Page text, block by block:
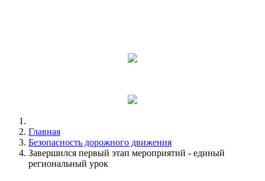
Главная
Безопасность дорожного движения
Завершился первый этап мероприятий - единый
региональный урок